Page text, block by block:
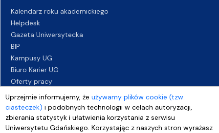
Uprzejmie informujemy, żeużywamy plików cookie (tzw.
ciasteczek) i podobnych technologii w celach autoryzacji,
zbierania statystyk i ułatwienia korzystania z serwisu
Uniwersytetu Gdańskiego. Korzystając z naszych stron wyrażasz
Kalendarz roku akademickiego
Helpdesk
Gazeta Uniwersytecka
BIP
Kampusy UG
Biuro Karier UG
Oferty pracy
Deklaracja dostępności